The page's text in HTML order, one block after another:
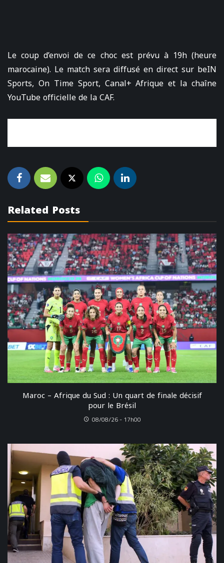
Le coup d’envoi de ce choc est prévu à 19h (heure
marocaine). Le match sera diffusé en direct sur beIN
Sports, On Time Sport, Canal+ Afrique et la chaîne
YouTube officielle de la CAF.
Related Posts
Maroc – Afrique du Sud : Un quart de finale décisif
pour le Brésil
08/08/26 - 17h00